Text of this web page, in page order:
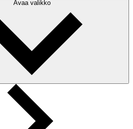
Avaa valikko